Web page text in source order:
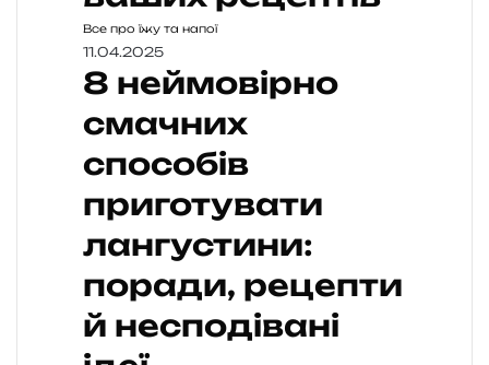
Все про їжу та напої
11.04.2025
8 неймовірно
смачних
способів
приготувати
лангустини:
поради, рецепти
й несподівані